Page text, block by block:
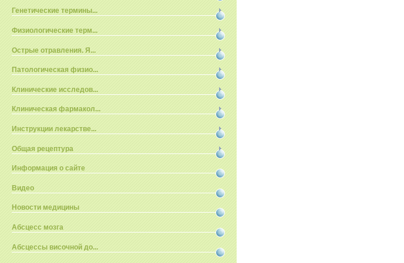
Генетические термины...
Физиологические терм...
Острые отравления. Я...
Патологическая физио...
Клинические исследов...
Клиническая фармакол...
Инструкции лекарстве...
Общая рецептура
Информация о сайте
Видео
Новости медицины
Абсцесс мозга
Абсцессы височной до...